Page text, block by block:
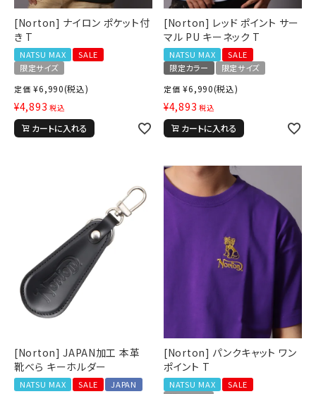
[Norton] ナイロン ポケット付
き T
NATSU MAX
SALE
限定サイズ
定価 ¥6,990(税込)
¥4,893 税込
カートに入れる
[Norton] レッド ポイント サー
マル PU キーネック T
NATSU MAX
SALE
限定カラー
限定サイズ
定価 ¥6,990(税込)
¥4,893 税込
カートに入れる
[Norton] JAPAN加工 本革
靴べら キーホルダー
NATSU MAX SALE
JAPAN
[Norton] パンクキャット ワン
ポイント T
NATSU MAX
SALE